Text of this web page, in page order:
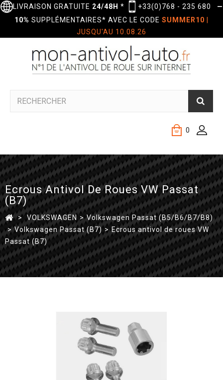
LIVRAISON GRATUITE 24/48H * +33(0)768 - 235 680
—
10% SUPPLÉMENTAIRES* AVEC LE CODE SUMMER10
JUSQU'AU 10.08.26
0
Ecrous Antivol De Roues VW Passat
(B7)
> VOLKSWAGEN > Volkswagen Passat (B5/B6/B7/B8)
> Volkswagen Passat (B7) > Ecrous antivol de roues VW
Passat (B7)